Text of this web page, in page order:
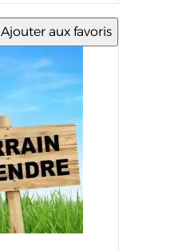
Ajouter aux favoris